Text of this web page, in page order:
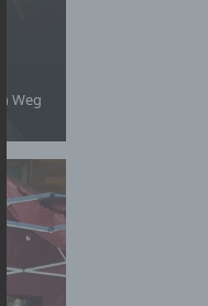
Weg